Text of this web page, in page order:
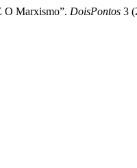
O Marxismo”. DoisPontos 3